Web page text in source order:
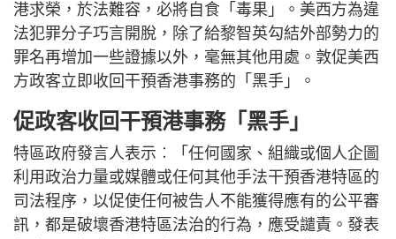
港求榮，於法難容，必將自食「毒果」。美西方為違
法犯罪分子巧言開脫，除了給黎智英勾結外部勢力的
罪名再增加一些證據以外，毫無其他用處。敦促美西
方政客立即收回干預香港事務的「黑手」。
促政客收回干預港事務「黑手」
特區政府發言人表示︰「任何國家、組織或個人企圖
利用政治力量或媒體或任何其他手法干預香港特區的
司法程序，以促使任何被告人不能獲得應有的公平審
訊，都是破壞香港特區法治的行為，應受譴責。發表